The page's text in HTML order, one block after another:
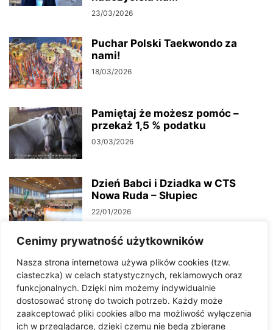
Cenimy prywatność użytkowników
Nasza strona internetowa używa plików cookies (tzw.
ciasteczka) w celach statystycznych, reklamowych oraz
funkcjonalnych. Dzięki nim możemy indywidualnie
dostosować stronę do twoich potrzeb. Każdy może
zaakceptować pliki cookies albo ma możliwość wyłączenia
ich w przeglądarce, dzięki czemu nie będą zbierane
23/03/2026
Puchar Polski Taekwondo za
nami!
18/03/2026
Pamiętaj że możesz pomóc –
przekaż 1,5 % podatku
03/03/2026
Dzień Babci i Dziadka w CTS
Nowa Ruda – Słupiec
22/01/2026
sobie wzajemnie
20/01/2026
4-latek wypadł z pierwszego